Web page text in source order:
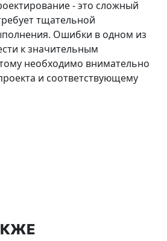
- это сложный
тщательной
Ошибки в одном из
к значительным
необходимо внимательно
и соответствующему